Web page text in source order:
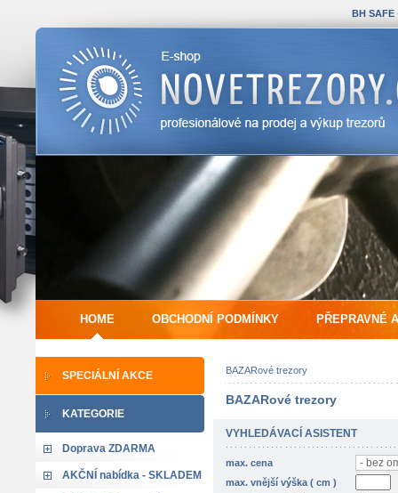
BH SAFE
HOME OBCHODNÍ PODMÍNKY PŘEPRAVNÉ
SPECIÁLNÍ AKCE
KATEGORIE
Doprava ZDARMA
AKČNÍ nabídka - SKLADEM
BAZARové trezory
BAZARové trezory
VYHLEDÁVACÍ ASISTENT
max. cena
max. vnější výška ( cm )